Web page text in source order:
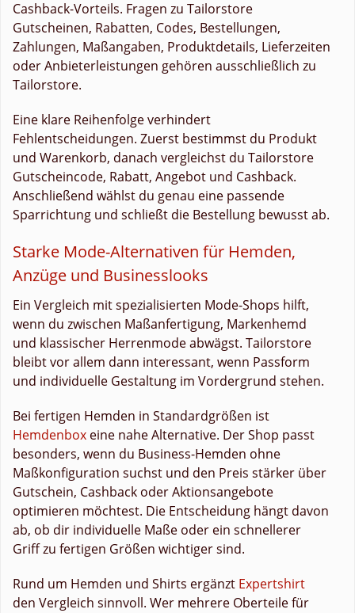
Cashback-Vorteils. Fragen zu Tailorstore
Gutscheinen, Rabatten, Codes, Bestellungen,
Zahlungen, Maßangaben, Produktdetails, Lieferzeiten
oder Anbieterleistungen gehören ausschließlich zu
Tailorstore.
Eine klare Reihenfolge verhindert
Fehlentscheidungen. Zuerst bestimmst du Produkt
und Warenkorb, danach vergleichst du Tailorstore
Gutscheincode, Rabatt, Angebot und Cashback.
Anschließend wählst du genau eine passende
Sparrichtung und schließt die Bestellung bewusst ab.
Starke Mode-Alternativen für Hemden,
Anzüge und Businesslooks
Ein Vergleich mit spezialisierten Mode-Shops hilft,
wenn du zwischen Maßanfertigung, Markenhemd
und klassischer Herrenmode abwägst. Tailorstore
bleibt vor allem dann interessant, wenn Passform
und individuelle Gestaltung im Vordergrund stehen.
Bei fertigen Hemden in Standardgrößen ist
Hemdenbox eine nahe Alternative. Der Shop passt
besonders, wenn du Business-Hemden ohne
Maßkonfiguration suchst und den Preis stärker über
Gutschein, Cashback oder Aktionsangebote
optimieren möchtest. Die Entscheidung hängt davon
ab, ob dir individuelle Maße oder ein schnellerer
Griff zu fertigen Größen wichtiger sind.
Rund um Hemden und Shirts ergänzt Expertshirt
den Vergleich sinnvoll. Wer mehrere Oberteile für